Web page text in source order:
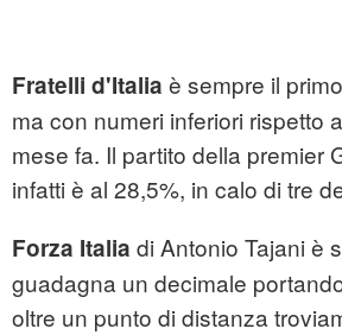
Fratelli d'Italia è sempre il
ma con numeri inferiori rispetto
mese fa. Il partito della premier
infatti è al 28,5%, in calo di tre
Forza Italia di Antonio Tajani è
guadagna un decimale
oltre un punto di distanza